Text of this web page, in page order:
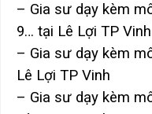
– Gia sư dạy kèm
9… tại Lê Lợi TP Vinh
– Gia sư dạy kèm
Lê Lợi TP Vinh
– Gia sư dạy kèm